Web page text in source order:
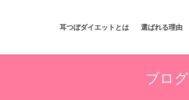
耳つぼダイエットとは 選ばれる理由
ブログ